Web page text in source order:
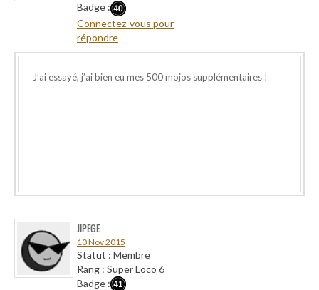
Badge :
Connectez-vous pour
répondre
J’ai essayé, j’ai bien eu mes 500 mojos supplémentaires !
JIPEGE
10 Nov 2015
Statut : Membre
Rang : Super Loco 6
Badge :